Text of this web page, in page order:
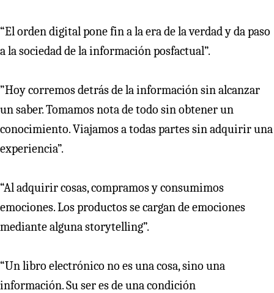
“El orden digital pone fin a la era de la verdad y da paso
a la sociedad de la información posfactual”.
”Hoy corremos detrás de la información sin alcanzar
un saber. Tomamos nota de todo sin obtener un
conocimiento. Viajamos a todas partes sin adquirir una
experiencia”.
“Al adquirir cosas, compramos y consumimos
emociones. Los productos se cargan de emociones
mediante alguna storytelling”.
“Un libro electrónico no es una cosa, sino una
información. Su ser es de una condición